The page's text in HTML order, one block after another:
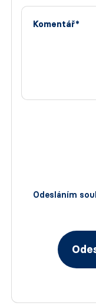
Komentář*
Odesláním